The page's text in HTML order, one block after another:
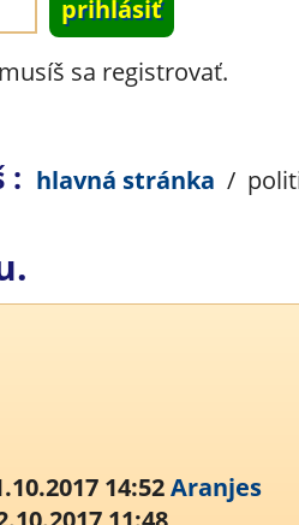
sa registrovať.
: hlavná stránka /
14:52Aranjes